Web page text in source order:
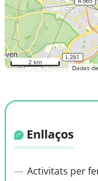
Dades
2 km
Enllaços
Activitats per